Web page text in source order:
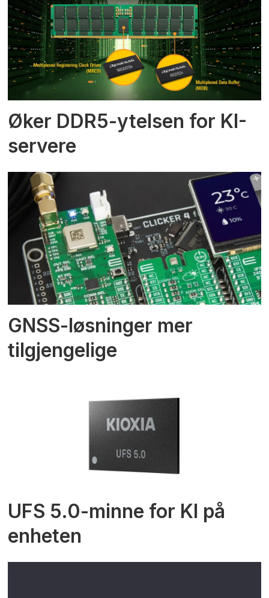
Øker DDR5-ytelsen for KI-
servere
GNSS-løsninger mer
tilgjengelige
UFS 5.0-minne for KI på
enheten